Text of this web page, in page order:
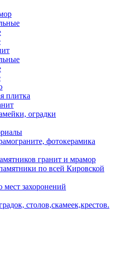
плитка
оградки
фотокерамика
гранит и мрамор
по всей Кировской
мест захоронений
столов,скамеек,крестов.